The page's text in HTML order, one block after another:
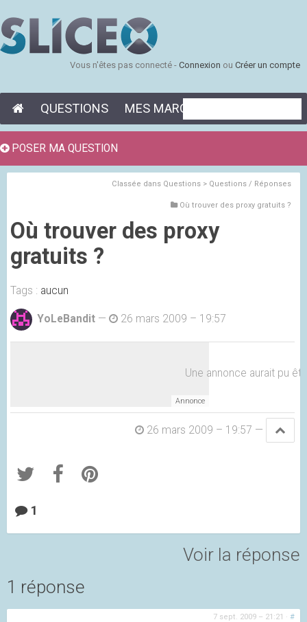
Vous n'êtes pas connecté - Connexion ou Créer un compte
QUESTIONS MES MARQUE-PAGES
Classée dans Questions > Questions / Réponses
Où trouver des proxy gratuits ?
Où trouver des proxy
gratuits ?
Tags : aucun
YoLeBandit — 26 mars 2009 – 19:57
Une annonce aurait pu
26 mars 2009 – 19:57 —
1
Voir la réponse
1 réponse
7 sept. 2009 – 21:21 · #
POSER MA QUESTION